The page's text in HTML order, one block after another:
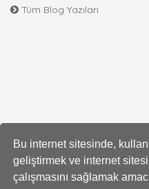
Bu internet sitesinde,
geliştirmek ve internet
çalışmasını sağlamak
Tüm Blog Yazıları